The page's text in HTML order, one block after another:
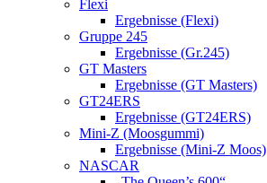
Flexi
Ergebnisse (Flexi)
Gruppe 245
Ergebnisse (Gr.245)
GT Masters
Ergebnisse (GT Masters)
GT24ERS
Ergebnisse (GT24ERS)
Mini-Z (Moosgummi)
Ergebnisse (Mini-Z Moos)
NASCAR